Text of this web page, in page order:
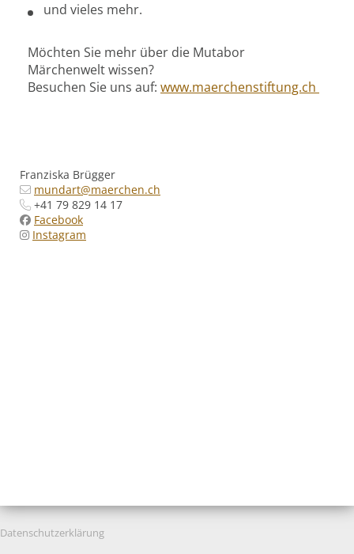
und vieles mehr.
Möchten Sie mehr über die Mutabor
Märchenwelt wissen?
Besuchen Sie uns auf: www.maerchenstiftung.ch
Franziska Brügger
mundart@maerchen.ch
+41 79 829 14 17
Facebook
Instagram
Datenschutzerklärung